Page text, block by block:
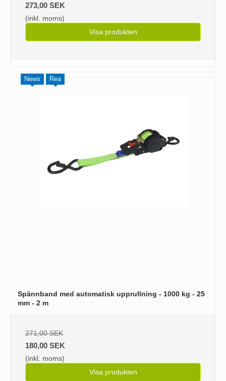
273,00 SEK
(inkl. moms)
Visa produkten
News Rea
Spännband med automatisk upprullning - 1000 kg - 25
mm - 2 m
271,00 SEK
180,00 SEK
(inkl. moms)
Visa produkten